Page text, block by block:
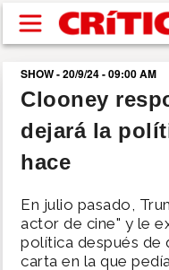
Pasar al contenido
buscar
SUCESOS
POLÍTICA
SHOW - 20/9/24 - 09:00 AM
Clooney
dejará la
hace
En julio pasado,
actor de cine" y le
política después de
carta en la que